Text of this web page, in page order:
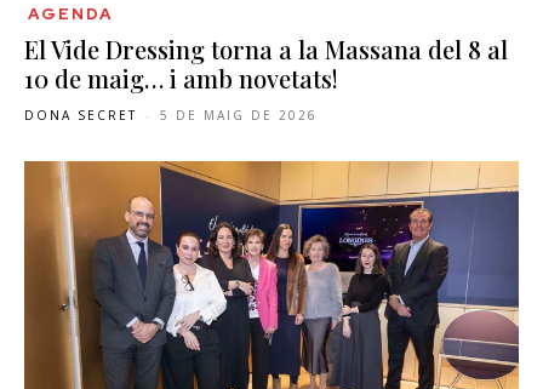
AGENDA
El Vide Dressing torna a la Massana del 8 al
10 de maig… i amb novetats!
DONA SECRET - 5 DE MAIG DE 2026